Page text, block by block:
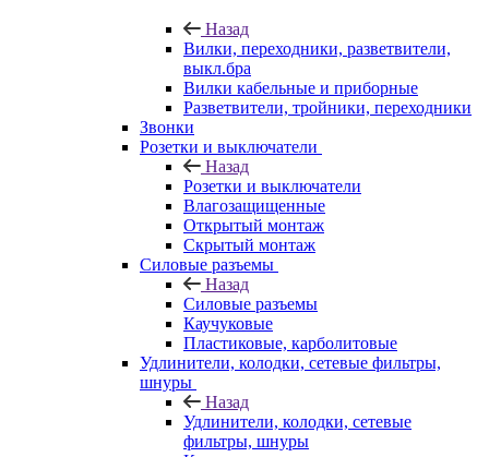
Назад
Вилки, переходники, разветвители,
выкл.бра
Вилки кабельные и приборные
Разветвители, тройники, переходники
Звонки
Розетки и выключатели
Назад
Розетки и выключатели
Влагозащищенные
Открытый монтаж
Скрытый монтаж
Силовые разъемы
Назад
Силовые разъемы
Каучуковые
Пластиковые, карболитовые
Удлинители, колодки, сетевые фильтры,
шнуры
Назад
Удлинители, колодки, сетевые
фильтры, шнуры